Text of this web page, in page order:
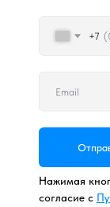
+7
Нажимая
согласие с